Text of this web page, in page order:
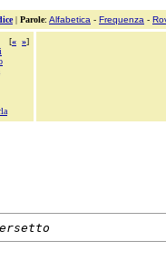
| Parole: Alfabetica - Frequenza -
[« »]